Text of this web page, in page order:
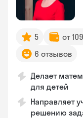
5 от
6 отзывов
Делает
для детей
Направляет
решению